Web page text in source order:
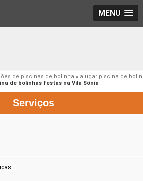
MENU
de piscinas de bolinha » alugar piscina de
de bolinhas festas na Vila Sônia
Serviços